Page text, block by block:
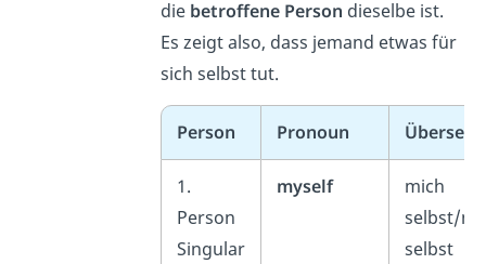
die betroffene Person dieselbe ist.
Es zeigt also, dass jemand etwas für
sich selbst tut.
Person Pronoun
1.
Person
Singular
myself
mich
selbst/
selbst